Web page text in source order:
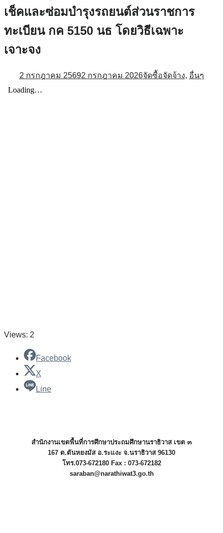
เช็คและซ่อมบำรุงรถยนต์ส่วนราชการ
ทะเบียน กค 5150 นธ โดยวิธีเฉพาะ
เจาะจง
2 กรกฎาคม 25692 กรกฎาคม 2026จัดซื้อจัดจ้าง, อื่นๆ
Views: 2
Facebook
X
Line
สำนักงานเขตพื้นที่การศึกษาประถมศึกษานราธิวาส เขต ๓
167 ต.ตันหยงมัส อ.ระแงะ จ.นราธิวาส 96130
โทร.073-672180 Fax : 073-672182
saraban@narathiwat3.go.th